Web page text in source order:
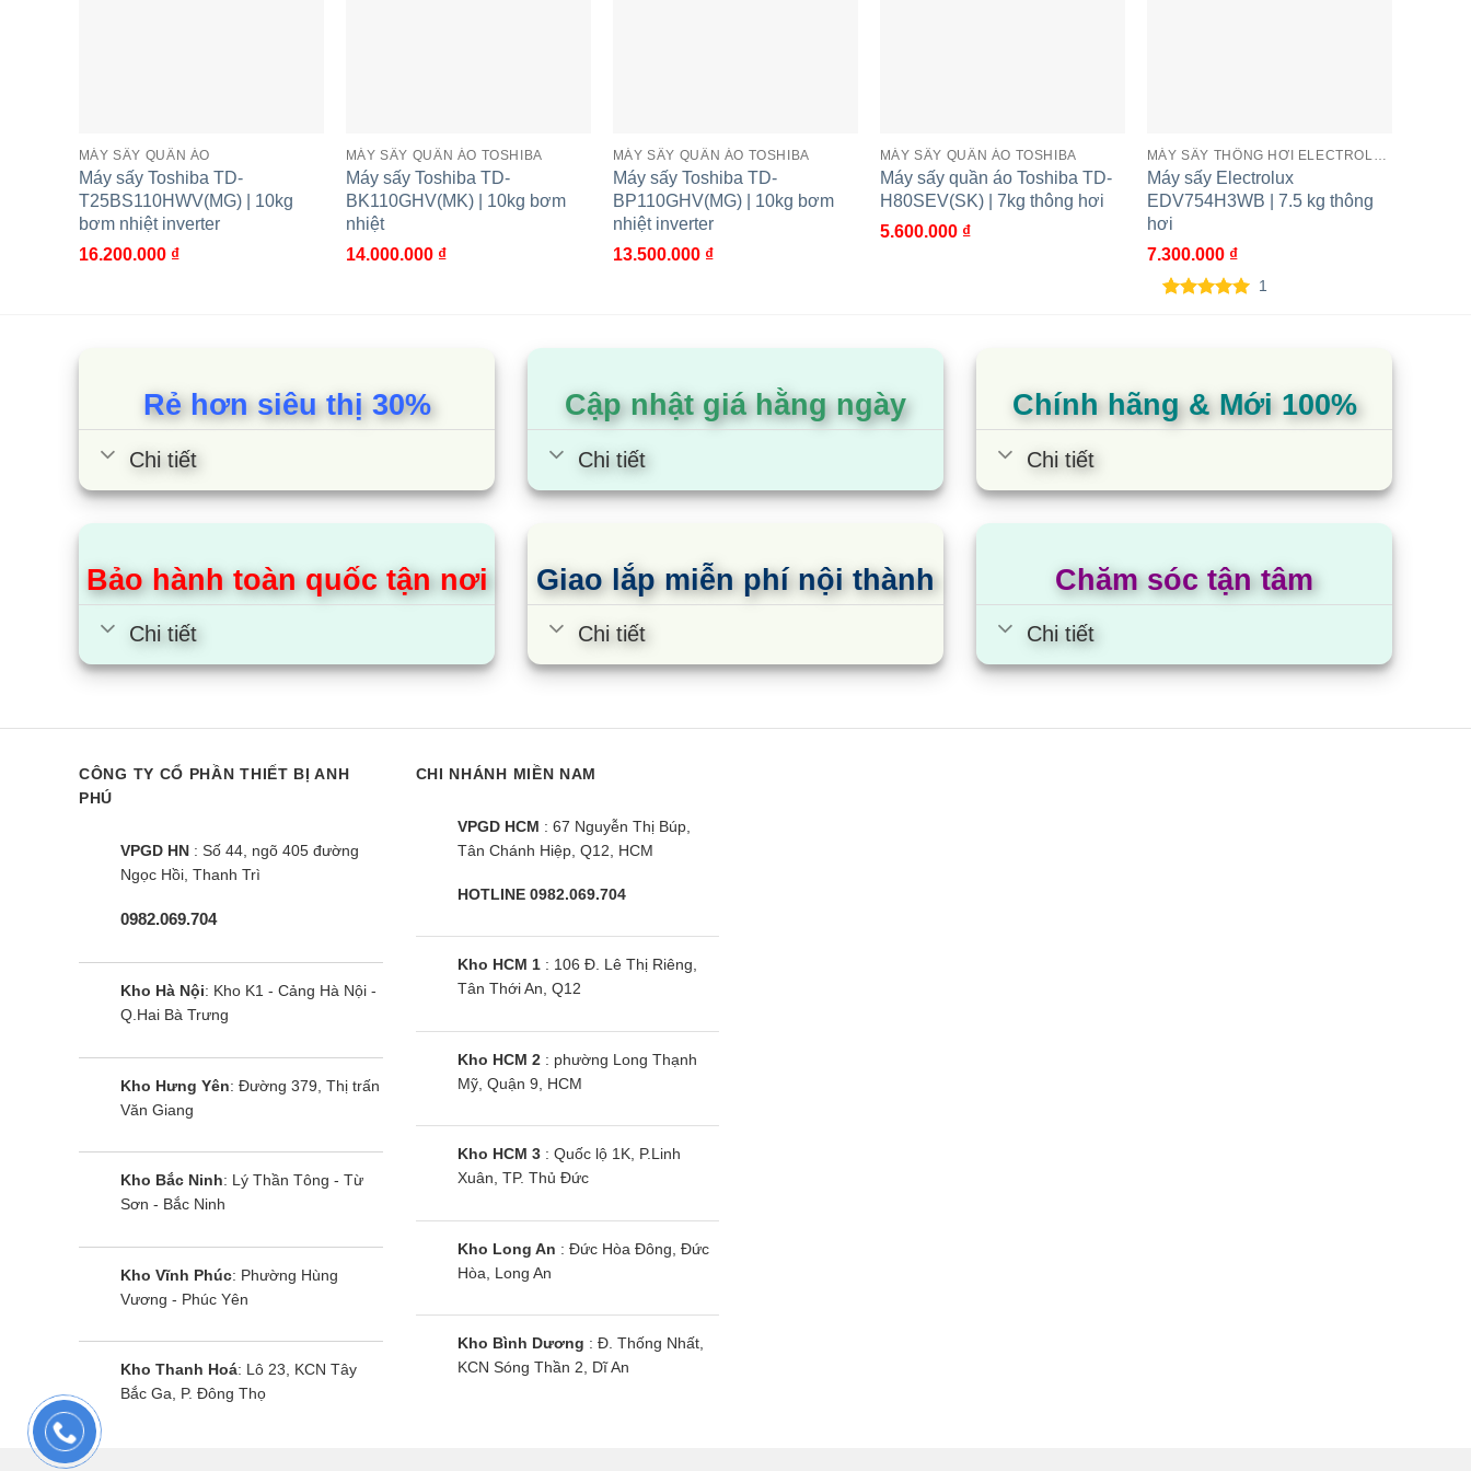
– Hẹn giờ hoàn tất: cho phép người dùng lên lịch sấy với thời gian mong muốn, phù hợp với lịch sinh hoạt của gia đình.
– Đèn chiếu sáng lồng sấy: Đèn chiếu sáng lồng sấy giúp việc đưa đồ sấy vào và lấy ra thuận tiện hơn.
Máy sấy quần áo Candy CSO
Máy sấy Casper TD-80CGB |
Máy sấy Galanz DC-80S5C |
Máy sấy Aqua AQH-V800H.SS |
MÁY SẤY QUẦN ÁO
Máy sấy Toshiba TD-
T25BS110HWV(MG) | 10kg
bơm nhiệt inverter
16.200.000 ₫
MÁY SẤY QUẦN ÁO TOSHIBA
Máy sấy Toshiba TD-
BK110GHV(MK) | 10kg bơm
nhiệt
14.000.000 ₫
MÁY SẤY QUẦN ÁO TOSHIBA
Máy sấy Toshiba TD-
BP110GHV(MG) | 10kg bơm
nhiệt inverter
13.500.000 ₫
MÁY SẤY QUẦN ÁO TOSHIBA
Máy sấy quần áo Toshiba TD-
H80SEV(SK) | 7kg thông hơi
5.600.000 ₫
MÁY SẤY THÔNG HƠI ELECTROLUX
Máy sấy Electrolux
EDV754H3WB | 7.5 kg thông
hơi
7.300.000 ₫
1
Rẻ hơn siêu thị 30%
Chi tiết
Cập nhật giá hằng ngày
Chi tiết
Chính hãng & Mới 100%
Chi tiết
Bảo hành toàn quốc tận nơi
Chi tiết
Giao lắp miễn phí nội thành
Chi tiết
Chăm sóc tận tâm
Chi tiết
CÔNG TY CỔ PHẦN THIẾT BỊ ANH
PHÚ
VPGD HN : Số 44, ngõ 405 đường
Ngọc Hồi, Thanh Trì
0982.069.704
Kho Hà Nội: Kho K1 - Cảng Hà Nội -
Q.Hai Bà Trưng
Kho Hưng Yên: Đường 379, Thị trấn
Văn Giang
Kho Bắc Ninh: Lý Thần Tông - Từ
Sơn - Bắc Ninh
Kho Vĩnh Phúc: Phường Hùng
Vương - Phúc Yên
Kho Thanh Hoá: Lô 23, KCN Tây
Bắc Ga, P. Đông Thọ
CHI NHÁNH MIỀN NAM
VPGD HCM : 67 Nguyễn Thị Búp,
Tân Chánh Hiệp, Q12, HCM
HOTLINE 0982.069.704
Kho HCM 1: 106 Đ. Lê Thị Riêng,
Tân Thới An, Q12
Kho HCM 2: phường Long Thạnh
Mỹ, Quận 9, HCM
Kho HCM 3: Quốc lộ 1K, P.Linh
Xuân, TP. Thủ Đức
Kho Long An : Đức Hòa Đông, Đức
Hòa, Long An
Kho Bình Dương : Đ. Thống Nhất,
KCN Sóng Thần 2, Dĩ An